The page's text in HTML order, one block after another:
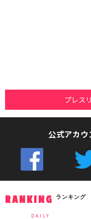
プレス
公式アカウ
RANKING ランキング
DAILY